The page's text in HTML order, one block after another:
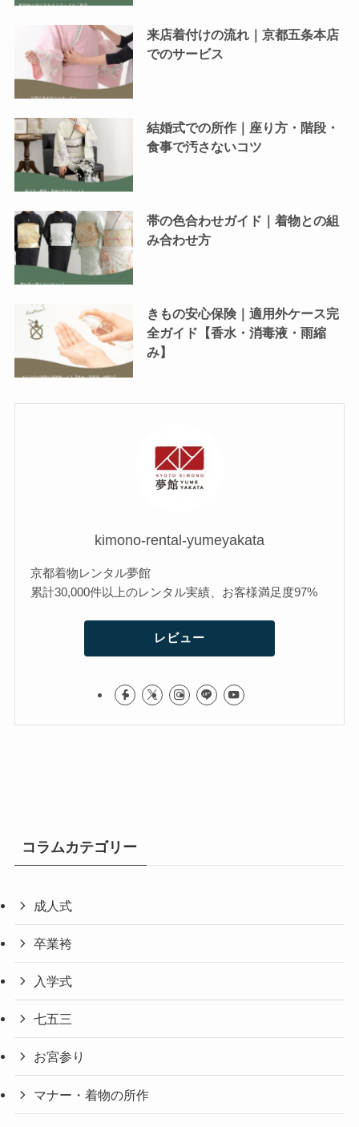
来店着付けの流れ｜京都五条本店
でのサービス
結婚式での所作｜座り方・階段・
食事で汚さないコツ
帯の色合わせガイド｜着物との組
み合わせ方
きもの安心保険｜適用外ケース完
全ガイド【香水・消毒液・雨縮
み】
kimono-rental-yumeyakata
京都着物レンタル夢館
累計30,000件以上のレンタル実績、お客様満足度97%
レビュー
コラムカテゴリー
成人式
卒業袴
入学式
七五三
お宮参り
マナー・着物の所作